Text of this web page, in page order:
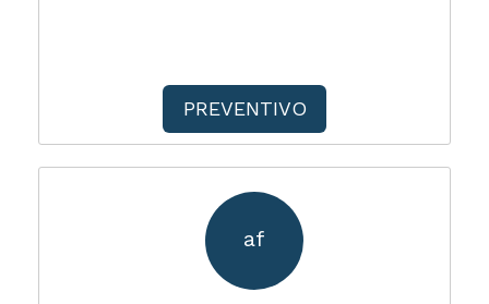
PREVENTIVO
af